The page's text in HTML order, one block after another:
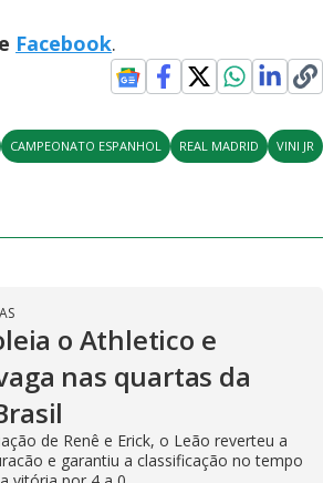
e Facebook.
CAMPEONATO ESPANHOL REAL MADRID VINI JR
o Athletico e
nas quartas da
de Renê e Erick, o Leão reverteu a
e garantiu a classificação no tempo